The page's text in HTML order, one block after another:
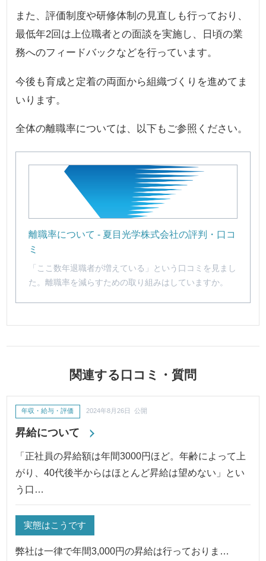
また、評価制度や研修体制の見直しも行っており、
最低年2回は上位職者との面談を実施し、日頃の業
務へのフィードバックなどを行っています。
今後も育成と定着の両面から組織づくりを進めてま
いります。
全体の離職率については、以下もご参照ください。
離職率について - 夏目光学株式会社の評判・口コ
ミ
「ここ数年退職者が増えている」という口コミを見まし
た。離職率を減らすための取り組みはしていますか。
関連する口コミ・質問
昇給について
年収・給与・評価 2024年8月26日 公開
「正社員の昇給額は年間3000円ほど。年齢によって上
がり、40代後半からはほとんど昇給は望めない」とい
う口…
実態はこうです
弊社は一律で年間3,000円の昇給は行っておりま…